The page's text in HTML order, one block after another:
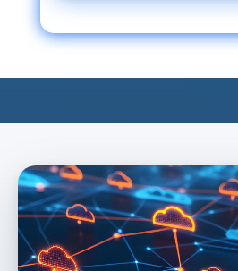
Solicitar demostración